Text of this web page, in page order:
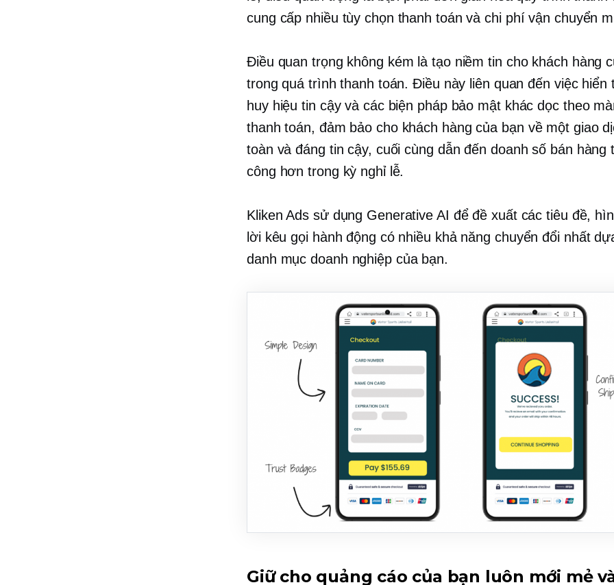
cung cấp nhiều tùy chọn thanh toán và chi phí vận chuyển
Điều quan trọng không kém là tạo niềm tin cho khách hàng
trong quá trình thanh toán. Điều này liên quan đến việc hiển
huy hiệu tin cậy và các biện pháp bảo mật khác dọc theo
thanh toán, đảm bảo cho khách hàng của bạn về một giao
toàn và đáng tin cậy, cuối cùng dẫn đến doanh số bán hàng
công hơn trong kỳ nghỉ lễ.
Kliken Ads sử dụng Generative AI để đề xuất các tiêu đề,
lời kêu gọi hành động có nhiều khả năng chuyển đổi nhất
danh mục doanh nghiệp của bạn.
Giữ cho quảng cáo của bạn luôn mới mẻ